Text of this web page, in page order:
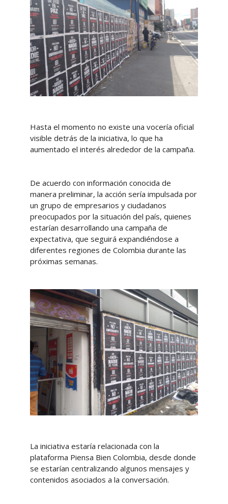
Hasta el momento no existe una vocería oficial
visible detrás de la iniciativa, lo que ha
aumentado el interés alrededor de la campaña.
De acuerdo con información conocida de
manera preliminar, la acción sería impulsada por
un grupo de empresarios y ciudadanos
preocupados por la situación del país, quienes
estarían desarrollando una campaña de
expectativa, que seguirá expandiéndose a
diferentes regiones de Colombia durante las
próximas semanas.
La iniciativa estaría relacionada con la
plataforma Piensa Bien Colombia, desde donde
se estarían centralizando algunos mensajes y
contenidos asociados a la conversación.